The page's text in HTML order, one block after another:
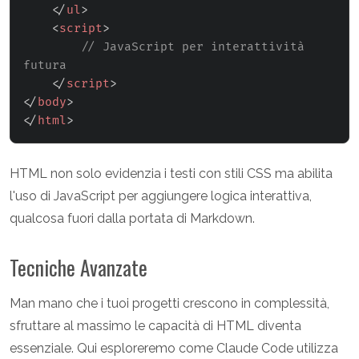
</ul>
<script>
// JavaScript per interattività
futura
</script>
</ body>
</ html>
HTML non solo evidenzia i testi con stili CSS ma abilita
l'uso di JavaScript per aggiungere logica interattiva,
qualcosa fuori dalla portata di Markdown.
Tecniche Avanzate
Man mano che i tuoi progetti crescono in complessità,
sfruttare al massimo le capacità di HTML diventa
essenziale. Qui esploreremo come Claude Code utilizza